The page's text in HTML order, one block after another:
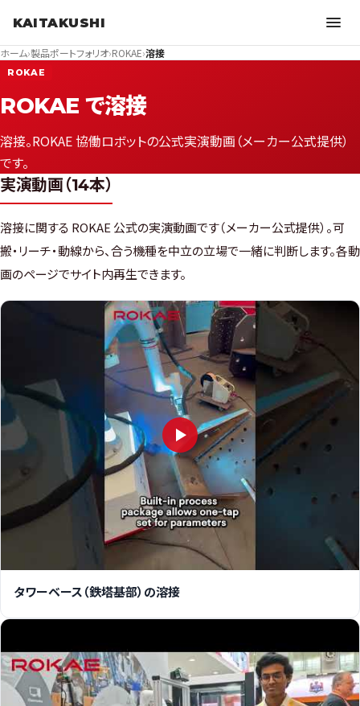
KAITAKUSHI
ホーム›製品ポートフォリオ›ROKAE›溶接
ROKAE
ROKAE で溶接
溶接。ROKAE 協働ロボットの公式実演動画（メーカー公式提供）
です。
実演動画（14本）
溶接に関する ROKAE 公式の実演動画です（メーカー公式提供）。可
搬・リーチ・動線から、合う機種を中立の立場で一緒に判断します。各動
画のページでサイト内再生できます。
タワーベース（鉄塔基部）の溶接